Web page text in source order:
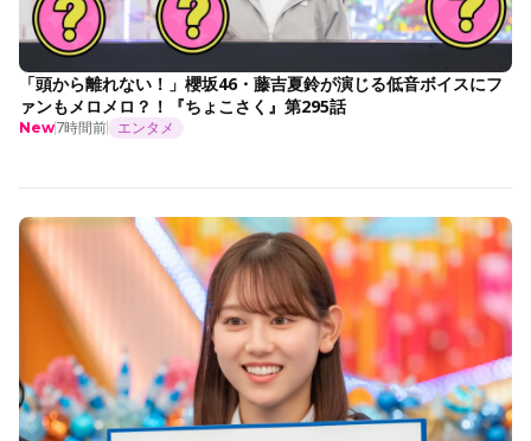
「頭から離れない！」櫻坂46・藤吉夏鈴が演じる低音ボイスにフ
ァンもメロメロ？！『ちょこさく』第295話
New7時間前 エンタメ